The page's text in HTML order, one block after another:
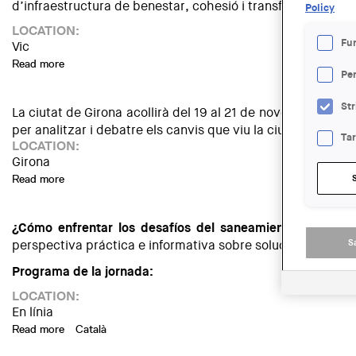
d’infraestructura de benestar, cohesió i transformació
LOCATION:
Vic
Read more about Jornada Habitatge a Vic: Reptes i oportunitats en
La ciutat de Girona acollirà del 19 al 21 de novembre les
per analitzar i debatre els canvis que viu la ciutat, així
LOCATION:
Girona
Read more about Jornades "II Repensem Girona. La ciutat en transició"
¿Cómo enfrentar los desafíos del saneamiento
perspectiva práctica e informativa sobre soluciones
Programa de la jornada:
LOCATION:
En línia
Read more about JORNADA TÉCNICA | Gestión sostenible de las
Català
Policy